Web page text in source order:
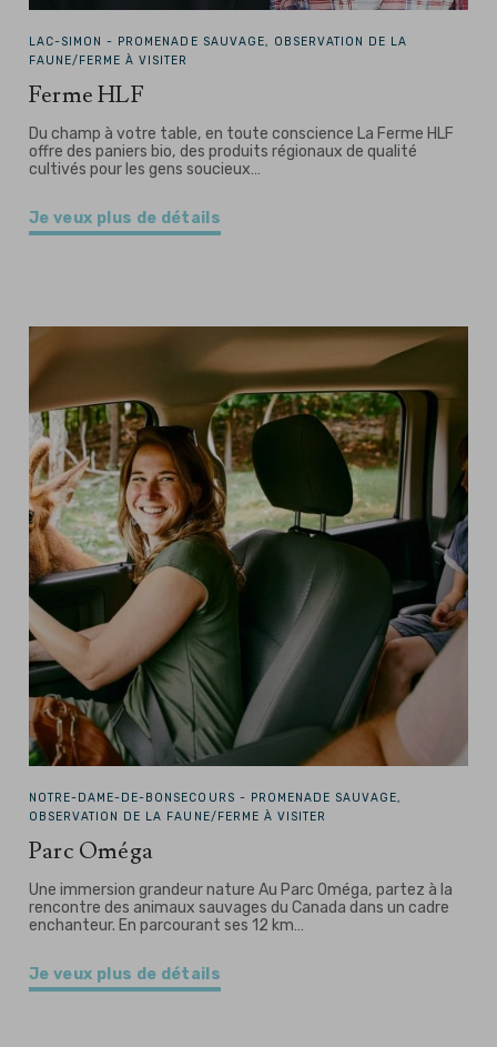
LAC-SIMON - PROMENADE SAUVAGE, OBSERVATION DE LA
FAUNE/FERME À VISITER
Ferme HLF
Du champ à votre table, en toute conscience La Ferme HLF
offre des paniers bio, des produits régionaux de qualité
cultivés pour les gens soucieux…
Je veux plus de détails
NOTRE-DAME-DE-BONSECOURS - PROMENADE SAUVAGE,
OBSERVATION DE LA FAUNE/FERME À VISITER
Parc Oméga
Une immersion grandeur nature Au Parc Oméga, partez à la
rencontre des animaux sauvages du Canada dans un cadre
enchanteur. En parcourant ses 12 km…
Je veux plus de détails